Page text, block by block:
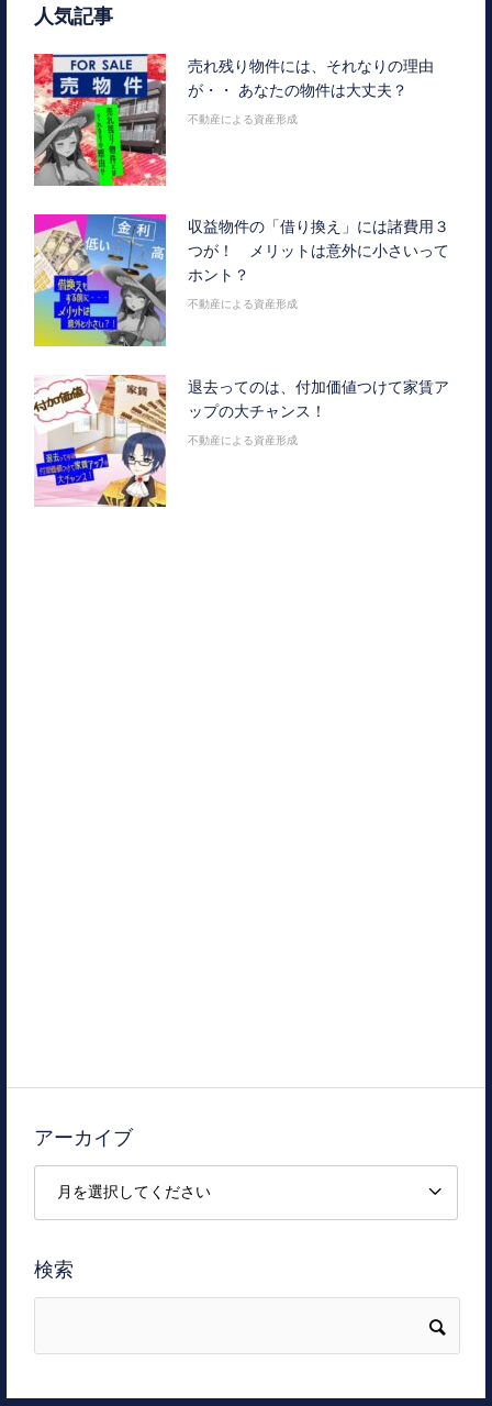
人気記事
売れ残り物件には、それなりの理由
が・・ あなたの物件は大丈夫？
不動産による資産形成
収益物件の「借り換え」には諸費用３
つが！ メリットは意外に小さいって
ホント？
不動産による資産形成
退去ってのは、付加価値つけて家賃ア
ップの大チャンス！
不動産による資産形成
アーカイブ
検索